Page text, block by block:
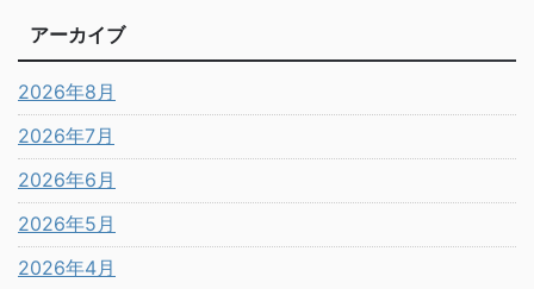
アーカイブ
2026年8月
2026年7月
2026年6月
2026年5月
2026年4月